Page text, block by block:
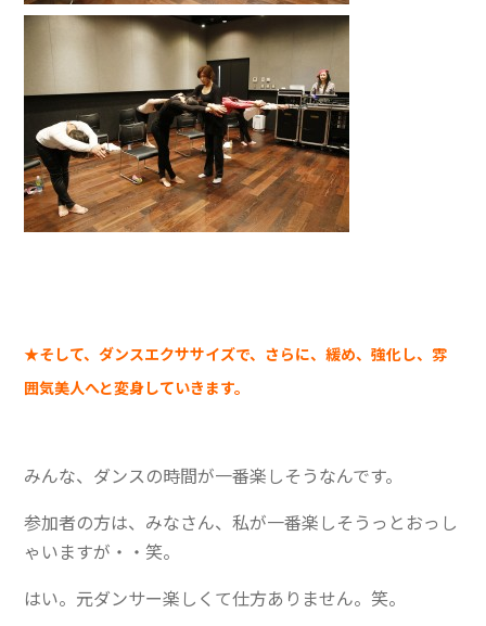
★そして、ダンスエクササイズで、さらに、緩め、強化し、雰
囲気美人へと変身していきます。
みんな、ダンスの時間が一番楽しそうなんです。
参加者の方は、みなさん、私が一番楽しそうっとおっし
ゃいますが・・笑。
はい。元ダンサー楽しくて仕方ありません。笑。